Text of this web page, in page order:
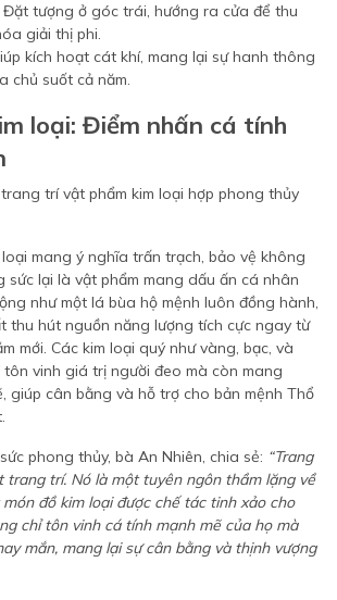
Đặt tượng ở góc trái, hướng ra cửa để thu
giải thị phi.
kích hoạt cát khí, mang lại sự hanh thông
chủ suốt cả năm.
loại: Điểm nhấn cá tính
mang ý nghĩa trấn trạch, bảo vệ không
sức lại là vật phẩm mang dấu ấn cá nhân
như một lá bùa hộ mệnh luôn đồng hành,
thu hút nguồn năng lượng tích cực ngay từ
mới. Các kim loại quý như vàng, bạc, và
tôn vinh giá trị người đeo mà còn mang
giúp cân bằng và hỗ trợ cho bản mệnh Thổ
phong thủy, bà An Nhiên, chia sẻ: “Trang
trang trí. Nó là một tuyên ngôn thầm lặng về
đồ kim loại được chế tác tinh xảo cho
chỉ tôn vinh cá tính mạnh mẽ của họ mà
mắn, mang lại sự cân bằng và thịnh vượng